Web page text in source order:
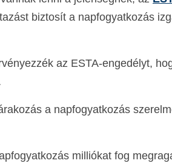
biztosít a napfogyatkozás
az ESTA-engedélyt,
a napfogyatkozás
milliókat fog